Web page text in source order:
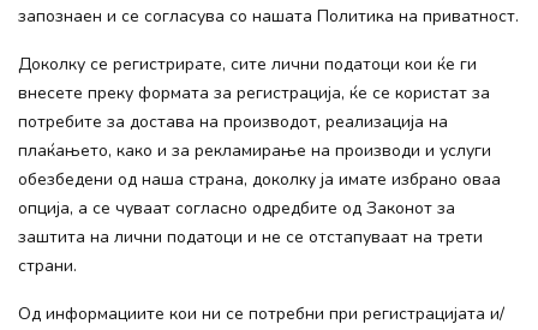
запознаен и се согласува со нашата Политика на приватност.
Доколку се регистрирате, сите лични податоци кои ќе ги
внесете преку формата за регистрација, ќе се користат за
потребите за достава на производот, реализација на
плаќањето, како и за рекламирање на производи и услуги
обезбедени од наша страна, доколку ја имате избрано оваа
опција, а се чуваат согласно одредбите од Законот за
заштита на лични податоци и не се отстапуваат на трети
страни.
Од информациите кои ни се потребни при регистрацијата и/